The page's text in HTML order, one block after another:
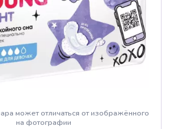
может отличаться от изображённого
на фотографии